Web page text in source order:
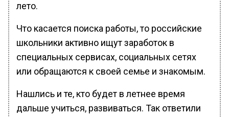
лето.
Что касается поиска работы, то российские
школьники активно ищут заработок в
специальных сервисах, социальных сетях
или обращаются к своей семье и знакомым.
Нашлись и те, кто будет в летнее время
дальше учиться, развиваться. Так ответили